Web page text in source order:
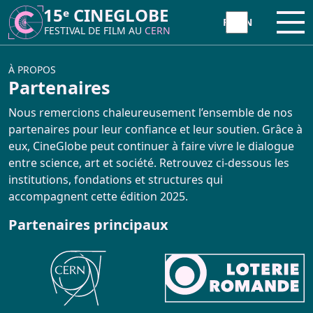
15ᵉ CINEGLOBE
FESTIVAL DE FILM AUCERN
À PROPOS
Partenaires
Nous remercions chaleureusement l’ensemble de nos
partenaires pour leur confiance et leur soutien. Grâce à
eux, CineGlobe peut continuer à faire vivre le dialogue
entre science, art et société. Retrouvez ci-dessous les
institutions, fondations et structures qui
accompagnent cette édition 2025.
Partenaires principaux
15ᵉ CINEGLOBE
FESTIVAL DE FILM AUCERN
CineGlobe ?
Partenaires
Newsletter
Contact
INITIATIVE